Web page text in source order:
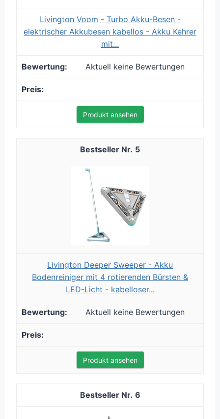
Livington Voom - Turbo Akku-Besen -
elektrischer Akkubesen kabellos - Akku Kehrer
mit...
Aktuell keine Bewertungen
Produkt ansehen
5
Livington Deeper Sweeper - Akku
Bodenreiniger mit 4 rotierenden Bürsten &
LED-Licht - kabelloser...
Aktuell keine Bewertungen
Produkt ansehen
6